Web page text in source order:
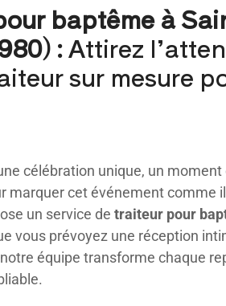
baptême à
:Attirez
sur mesure
célébration unique, un
marquer cet événement comme
un service de traiteur pour
vous prévoyez une réception
équipe transforme chaque